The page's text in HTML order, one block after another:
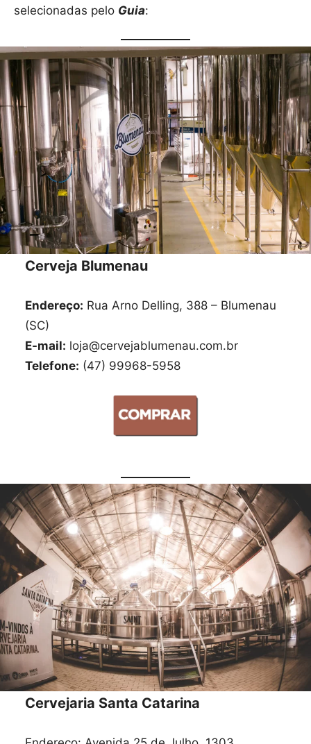
selecionadas pelo Guia:
Cerveja Blumenau
Endereço: Rua Arno Delling, 388 – Blumenau
(SC)
E-mail: loja@cervejablumenau.com.br
Telefone: (47) 99968-5958
Cervejaria Santa Catarina